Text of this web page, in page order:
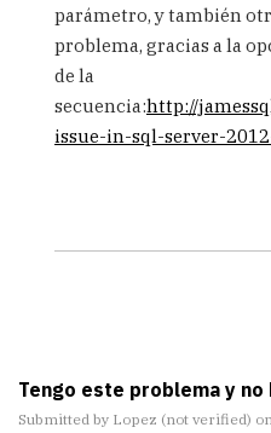
realizado
Hans
(not
verified)
parámetro, y también
problema, gracias a la
de la
secuencia:http://
issue-in-sql-server-
Tengo este problema y no
Submitted by Lopez (not verified)